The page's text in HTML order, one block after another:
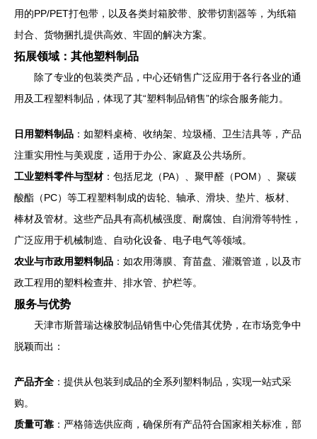
用的PP/PET打包带，以及各类封箱胶带、胶带切割器等，为纸箱
封合、货物捆扎提供高效、牢固的解决方案。
拓展领域：其他塑料制品
除了专业的包装类产品，中心还销售广泛应用于各行各业的通
用及工程塑料制品，体现了其“塑料制品销售”的综合服务能力。
日用塑料制品 ：如塑料桌椅、收纳架、垃圾桶、卫生洁具等，产品
注重实用性与美观度，适用于办公、家庭及公共场所。
工业塑料零件与型材：包括尼龙（PA）、聚甲醛（POM）、聚碳
酸酯（PC）等工程塑料制成的齿轮、轴承、滑块、垫片、板材、
棒材及管材。这些产品具有高机械强度、耐腐蚀、自润滑等特性，
广泛应用于机械制造、自动化设备、电子电气等领域。
农业与市政用塑料制品 ：如农用薄膜、育苗盘、灌溉管道，以及市
政工程用的塑料检查井、排水管、护栏等。
服务与优势
天津市斯普瑞达橡胶制品销售中心凭借其优势，在市场竞争中
脱颖而出：
产品齐全 ：提供从包装到成品的全系列塑料制品，实现一站式采
购。
质量可靠 ：严格筛选供应商，确保所有产品符合国家相关标准，部